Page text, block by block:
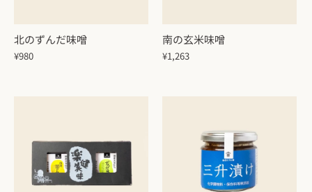
北のずんだ味噌
¥980
南の玄米味噌
¥1,263